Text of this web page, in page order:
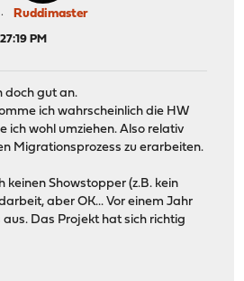
Ruddimaster
PM
doch gut an.
ich wahrscheinlich die HW
ich wohl umziehen. Also relativ
Migrationsprozess zu erarbeiten.
keinen Showstopper (z.B. kein
aber OK... Vor einem Jahr
Das Projekt hat sich richtig